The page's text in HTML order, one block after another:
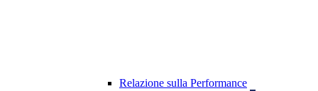
Relazione sulla Performance